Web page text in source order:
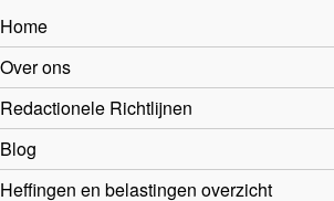
Home
Over ons
Redactionele Richtlijnen
Blog
Heffingen en belastingen overzicht